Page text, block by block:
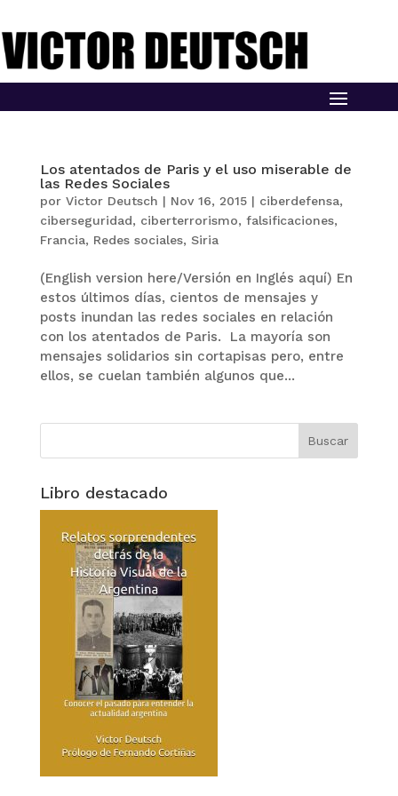
Los atentados de Paris y el uso miserable de
las Redes Sociales
por Victor Deutsch | Nov 16, 2015| ciberdefensa,
ciberseguridad, ciberterrorismo, falsificaciones,
Francia, Redes sociales, Siria
(English version here/Versión en Inglés aquí) En
estos últimos días, cientos de mensajes y
posts inundan las redes sociales en relación
con los atentados de Paris. La mayoría son
mensajes solidarios sin cortapisas pero, entre
ellos, se cuelan también algunos que...
Libro destacado